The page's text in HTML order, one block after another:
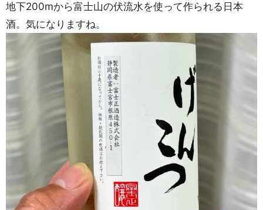
地下200mから富士山の伏流水を使って作られる日本
酒。気になりますね。